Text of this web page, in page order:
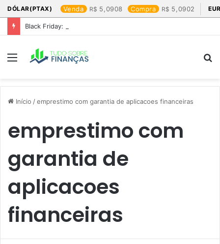
DÓLAR(PTAX) Venda 5,0908 Compra 5,0902
Black Friday: os produtos que mais valem a pena
Menu
Início /emprestimo com garantia de aplicacoes financeiras
emprestimo com
garantia de
aplicacoes
financeiras